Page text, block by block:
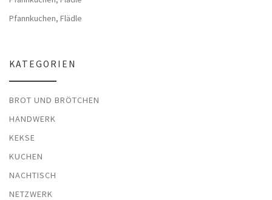
Pfannkuchen, Flädle
KATEGORIEN
BROT UND BRÖTCHEN
HANDWERK
KEKSE
KUCHEN
NACHTISCH
NETZWERK